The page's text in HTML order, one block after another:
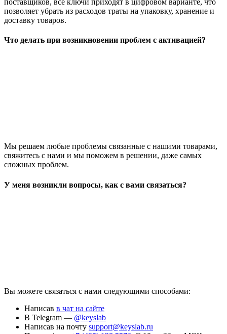
поставщиков, все ключи приходят в цифровом варианте, что
позволяет убрать из расходов траты на упаковку, хранение и
доставку товаров.
Что делать при возникновении проблем с активацией?
Мы решаем любые проблемы связанные с нашими товарами,
свяжитесь с нами и мы поможем в решении, даже самых
сложных проблем.
У меня возникли вопросы, как с вами связаться?
Вы можете связаться с нами следующими способами:
Написав в чат на сайте
В Telegram — @keyslab
Написав на почту support@keyslab.ru